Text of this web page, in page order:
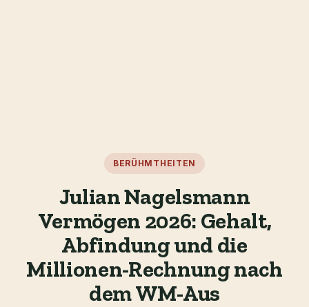
BERÜHMTHEITEN
Julian Nagelsmann
Vermögen 2026: Gehalt,
Abfindung und die
Millionen-Rechnung nach
dem WM-Aus